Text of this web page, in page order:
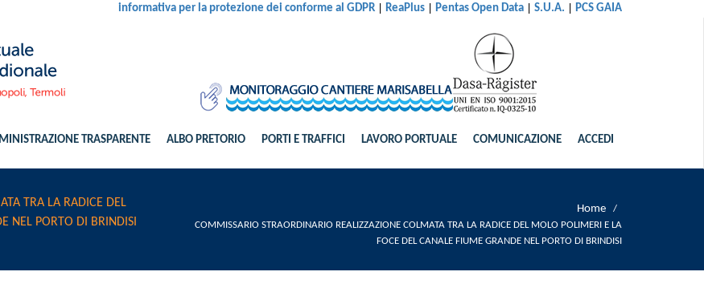
informativa per la protezione dei conforme al GDPR | ReaPlus | Pentas Open Data | S.U.A. | PCS GAIA
TRASPARENTE ALBO PRETORIO PORTI E TRAFFICI LAVORO PORTUALE COMUNICAZIONE ACCEDI
TRA LA RADICE DEL
NEL PORTO DI BRINDISI
Home /
COMMISSARIO STRAORDINARIO REALIZZAZIONE COLMATA TRA LA RADICE DEL MOLO POLIMERI E LA
FOCE DEL CANALE FIUME GRANDE NEL PORTO DI BRINDISI